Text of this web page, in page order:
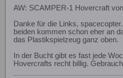
AW: SCAMPER-1 Hovercraft
Danke für die Links,
beiden kommen schon eher an
das Plastikspielzeug ganz oben.
In der Bucht gibt es fast jede
Hovercrafts recht billig.